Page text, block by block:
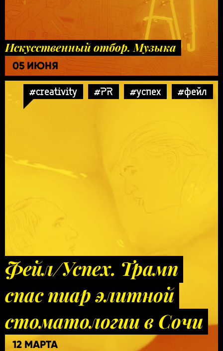
Искусственный отбор. Музыка
05 ИЮНЯ
#creativity #PR #успех #фейл
Фейл/Успех. Трамп
спас пиар элитной
стоматологии в Сочи
12 МАРТА